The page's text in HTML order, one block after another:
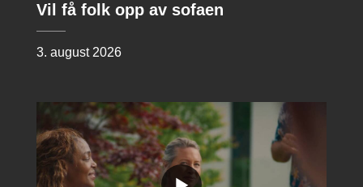
Vil få folk opp av sofaen
3. august 2026